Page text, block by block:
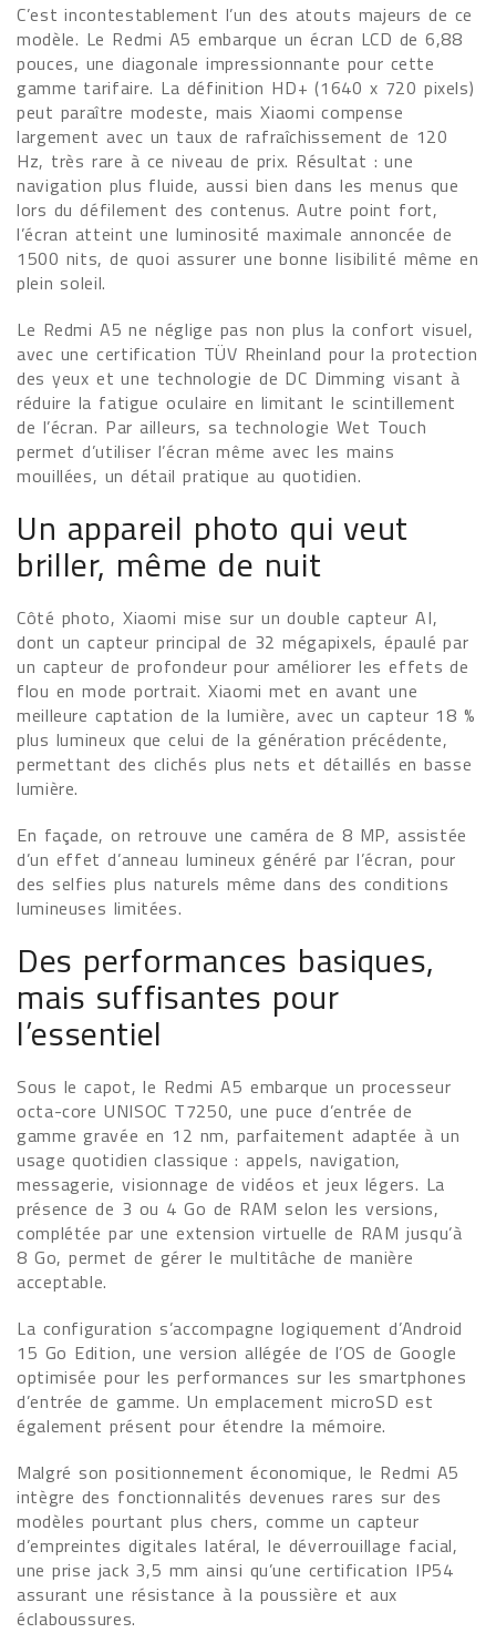
C’est incontestablement l’un des atouts majeurs de ce
modèle. Le Redmi A5 embarque un écran LCD de 6,88
pouces, une diagonale impressionnante pour cette
gamme tarifaire. La définition HD+ (1640 x 720 pixels)
peut paraître modeste, mais Xiaomi compense
largement avec un taux de rafraîchissement de 120
Hz, très rare à ce niveau de prix. Résultat : une
navigation plus fluide, aussi bien dans les menus que
lors du défilement des contenus. Autre point fort,
l’écran atteint une luminosité maximale annoncée de
1500 nits, de quoi assurer une bonne lisibilité même en
plein soleil.
Le Redmi A5 ne néglige pas non plus la confort visuel,
avec une certification TÜV Rheinland pour la protection
des yeux et une technologie de DC Dimming visant à
réduire la fatigue oculaire en limitant le scintillement
de l’écran. Par ailleurs, sa technologie Wet Touch
permet d’utiliser l’écran même avec les mains
mouillées, un détail pratique au quotidien.
Un appareil photo qui veut
briller, même de nuit
Côté photo, Xiaomi mise sur un double capteur AI,
dont un capteur principal de 32 mégapixels, épaulé par
un capteur de profondeur pour améliorer les effets de
flou en mode portrait. Xiaomi met en avant une
meilleure captation de la lumière, avec un capteur 18 %
plus lumineux que celui de la génération précédente,
permettant des clichés plus nets et détaillés en basse
lumière.
En façade, on retrouve une caméra de 8 MP, assistée
d’un effet d’anneau lumineux généré par l’écran, pour
des selfies plus naturels même dans des conditions
lumineuses limitées.
Des performances basiques,
mais suffisantes pour
l’essentiel
Sous le capot, le Redmi A5 embarque un processeur
octa-core UNISOC T7250, une puce d’entrée de
gamme gravée en 12 nm, parfaitement adaptée à un
usage quotidien classique : appels, navigation,
messagerie, visionnage de vidéos et jeux légers. La
présence de 3 ou 4 Go de RAM selon les versions,
complétée par une extension virtuelle de RAM jusqu’à
8 Go, permet de gérer le multitâche de manière
acceptable.
La configuration s’accompagne logiquement d’Android
15 Go Edition, une version allégée de l’OS de Google
optimisée pour les performances sur les smartphones
d’entrée de gamme. Un emplacement microSD est
également présent pour étendre la mémoire.
Malgré son positionnement économique, le Redmi A5
intègre des fonctionnalités devenues rares sur des
modèles pourtant plus chers, comme un capteur
d’empreintes digitales latéral, le déverrouillage facial,
une prise jack 3,5 mm ainsi qu’une certification IP54
assurant une résistance à la poussière et aux
éclaboussures.